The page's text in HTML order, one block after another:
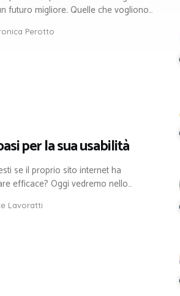
futuro migliore. Quelle che vogliono…
Perotto
per la sua usabilità
se il proprio sito internet ha
efficace? Oggi vedremo nello…
Lavoratti